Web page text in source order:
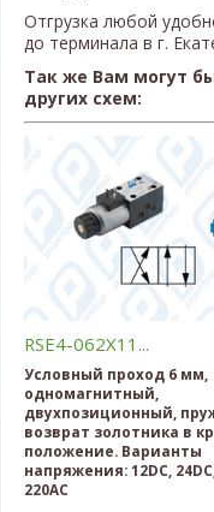
Отгрузка любой
до терминала в г.
Так же Вам могут
других схем:
RSE4-062X11...
Условный проход 6 мм,
одномагнитный,
двухпозиционный,
возврат золотника в
положение. Варианты
напряжения: 12DC,
220AC